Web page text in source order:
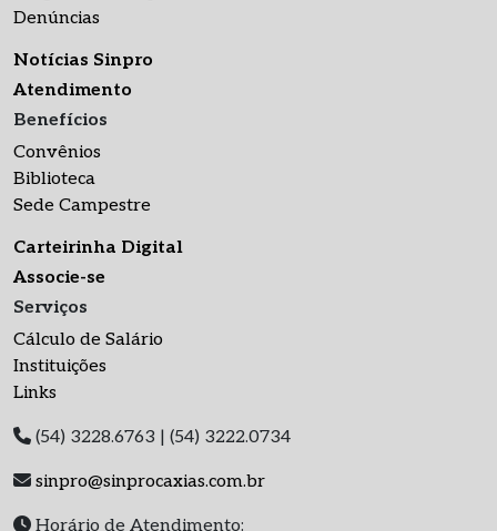
Denúncias
Notícias Sinpro
Atendimento
Benefícios
Convênios
Biblioteca
Sede Campestre
Carteirinha Digital
Associe-se
Serviços
Cálculo de Salário
Instituições
Links
(54) 3228.6763 | (54) 3222.0734
sinpro@sinprocaxias.com.br
Horário de Atendimento: